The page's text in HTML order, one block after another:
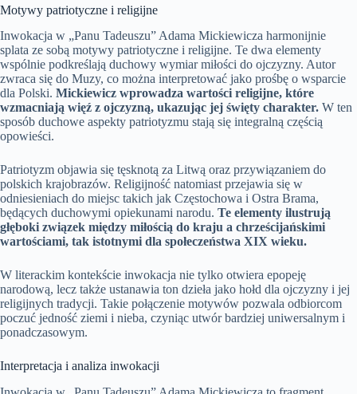
Motywy patriotyczne i religijne
Inwokacja w „Panu Tadeuszu” Adama Mickiewicza harmonijnie
splata ze sobą motywy patriotyczne i religijne. Te dwa elementy
wspólnie podkreślają duchowy wymiar miłości do ojczyzny. Autor
zwraca się do Muzy, co można interpretować jako prośbę o wsparcie
dla Polski. Mickiewicz wprowadza wartości religijne, które
wzmacniają więź z ojczyzną, ukazując jej święty charakter. W ten
sposób duchowe aspekty patriotyzmu stają się integralną częścią
opowieści.
Patriotyzm objawia się tęsknotą za Litwą oraz przywiązaniem do
polskich krajobrazów. Religijność natomiast przejawia się w
odniesieniach do miejsc takich jak Częstochowa i Ostra Brama,
będących duchowymi opiekunami narodu. Te elementy ilustrują
głęboki związek między miłością do kraju a chrześcijańskimi
wartościami, tak istotnymi dla społeczeństwa XIX wieku.
W literackim kontekście inwokacja nie tylko otwiera epopeję
narodową, lecz także ustanawia ton dzieła jako hołd dla ojczyzny i jej
religijnych tradycji. Takie połączenie motywów pozwala odbiorcom
poczuć jedność ziemi i nieba, czyniąc utwór bardziej uniwersalnym i
ponadczasowym.
Interpretacja i analiza inwokacji